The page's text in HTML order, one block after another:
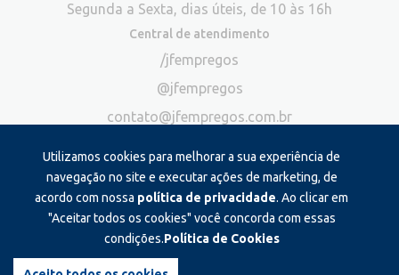
Utilizamos cookies para melhorar a sua experiência de
navegação no site e executar ações de marketing, de
acordo com nossa política de privacidade. Ao clicar em
"Aceitar todos os cookies" você concorda com essas
condições.Política de Cookies
Segunda a Sexta, dias úteis, de 10 às 16h
Central de atendimento
/jfempregos
@jfempregos
contato@jfempregos.com.br
Publicidade
*Exclusivo para atendimento via chat. Não atendemos ligações neste
canal
Produzido e administrado por: